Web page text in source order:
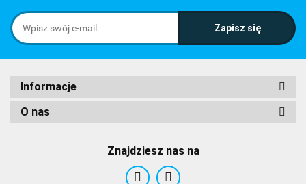
Informacje
O nas
Znajdziesz nas na